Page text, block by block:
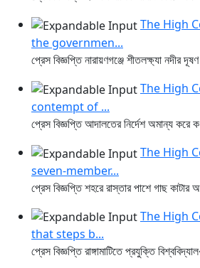
The High
the governmen...
প্রেস বিজ্ঞপ্তি নারায়ণগঞ্জে শীতলক্ষ্যা নদীর
The High
contempt of ...
প্রেস বিজ্ঞপ্তি আদালতের নির্দেশ অমান্য করে
The High
seven-member...
প্রেস বিজ্ঞপ্তি শহরে রাস্তার পাশে গাছ
The High
that steps b...
প্রেস বিজ্ঞপ্তি রাঙ্গামাটিতে প্রযুক্তি